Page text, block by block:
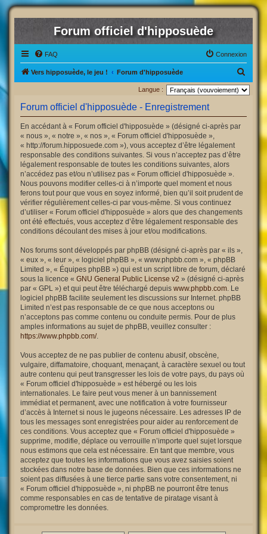
Forum officiel d'hipposuède
FAQ Connexion
Vers hipposuède, le jeu ! Forum d'hipposuède
e
Langue :
Forum officiel d'hipposuède - Enregistrement
En accédant à « Forum officiel d'hipposuède » (désigné ci-après par
« nous », « notre », « nos », « Forum officiel d'hipposuède »,
« http://forum.hipposuede.com »), vous acceptez d’être légalement
responsable des conditions suivantes. Si vous n’acceptez pas d’être
légalement responsable de toutes les conditions suivantes, alors
n’accédez pas et/ou n’utilisez pas « Forum officiel d'hipposuède ».
Nous pouvons modifier celles-ci à n’importe quel moment et nous
ferons tout pour que vous en soyez informé, bien qu’il soit prudent de
vérifier régulièrement celles-ci par vous-même. Si vous continuez
d’utiliser « Forum officiel d'hipposuède » alors que des changements
ont été effectués, vous acceptez d’être légalement responsable des
conditions découlant des mises à jour et/ou modifications.
Nos forums sont développés par phpBB (désigné ci-après par « ils »,
« eux », « leur », « logiciel phpBB », « www.phpbb.com », « phpBB
Limited », « Équipes phpBB ») qui est un script libre de forum, déclaré
sous la licence « GNU General Public License v2 » (désigné ci-après
par « GPL ») et qui peut être téléchargé depuis www.phpbb.com. Le
logiciel phpBB facilite seulement les discussions sur Internet. phpBB
Limited n’est pas responsable de ce que nous acceptons ou
n’acceptons pas comme contenu ou conduite permis. Pour de plus
amples informations au sujet de phpBB, veuillez consulter :
https://www.phpbb.com/.
Vous acceptez de ne pas publier de contenu abusif, obscène,
vulgaire, diffamatoire, choquant, menaçant, à caractère sexuel ou tout
autre contenu qui peut transgresser les lois de votre pays, du pays où
« Forum officiel d'hipposuède » est hébergé ou les lois
internationales. Le faire peut vous mener à un bannissement
immédiat et permanent, avec une notification à votre fournisseur
d’accès à Internet si nous le jugeons nécessaire. Les adresses IP de
tous les messages sont enregistrées pour aider au renforcement de
ces conditions. Vous acceptez que « Forum officiel d'hipposuède »
supprime, modifie, déplace ou verrouille n’importe quel sujet lorsque
nous estimons que cela est nécessaire. En tant que membre, vous
acceptez que toutes les informations que vous avez saisies soient
stockées dans notre base de données. Bien que ces informations ne
soient pas diffusées à une tierce partie sans votre consentement, ni
« Forum officiel d'hipposuède », ni phpBB ne pourront être tenus
comme responsables en cas de tentative de piratage visant à
compromettre les données.